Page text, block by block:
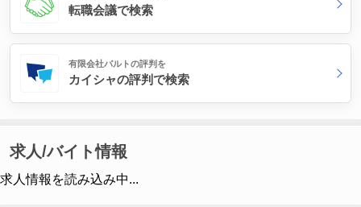
転職会議で検索
有限会社バルトの評判を
カイシャの評判で検索
求人/バイト情報
求人情報を読み込み中...